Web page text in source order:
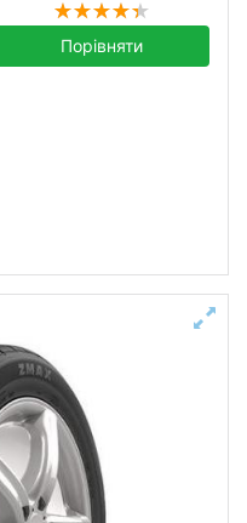
Порівняти